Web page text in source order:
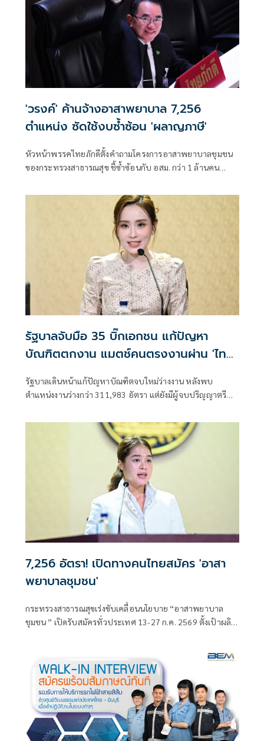
'วรงค์' ค้านจ้างอาสาพยาบาล 7,256
ตำแหน่ง ซัดใช้งบซ้ำซ้อน 'ผลาญภาษี'
หัวหน้าพรรคไทยภักดีตั้งคำถามโครงการอาสาพยาบาลชุมชน
ของกระทรวงสาธารณสุข ชี้ซ้ำซ้อนกับ อสม. กว่า 1 ล้านคน
สาธารณสุข
รัฐบาลจับมือ 35 บิ๊กเอกชน แก้ปัญหา
บัณฑิตตกงาน แมตช์คนตรงงานผ่าน 'ไทย
รัฐบาลเดินหน้าแก้ปัญหาบัณฑิตจบใหม่ว่างงาน หลังพบ
ตำแหน่งงานว่างกว่า 311,983 อัตรา แต่ยังมีผู้จบปริญญาตรี
ทักษะแรงงานให้ตรงกับ
7,256 อัตรา! เปิดทางคนไทยสมัคร 'อาสา
พยาบาลชุมชน'
กระทรวงสาธารณสุขเร่งขับเคลื่อนนโยบาย “อาสาพยาบาล
ชุมชน ” เปิดรับสมัครทั่วประเทศ 13-27 ก.ค. 2569 ตั้งเป้าผลิต